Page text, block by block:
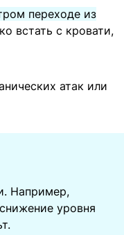
переходе из
встать с кровати,
атак или
Например,
уровня